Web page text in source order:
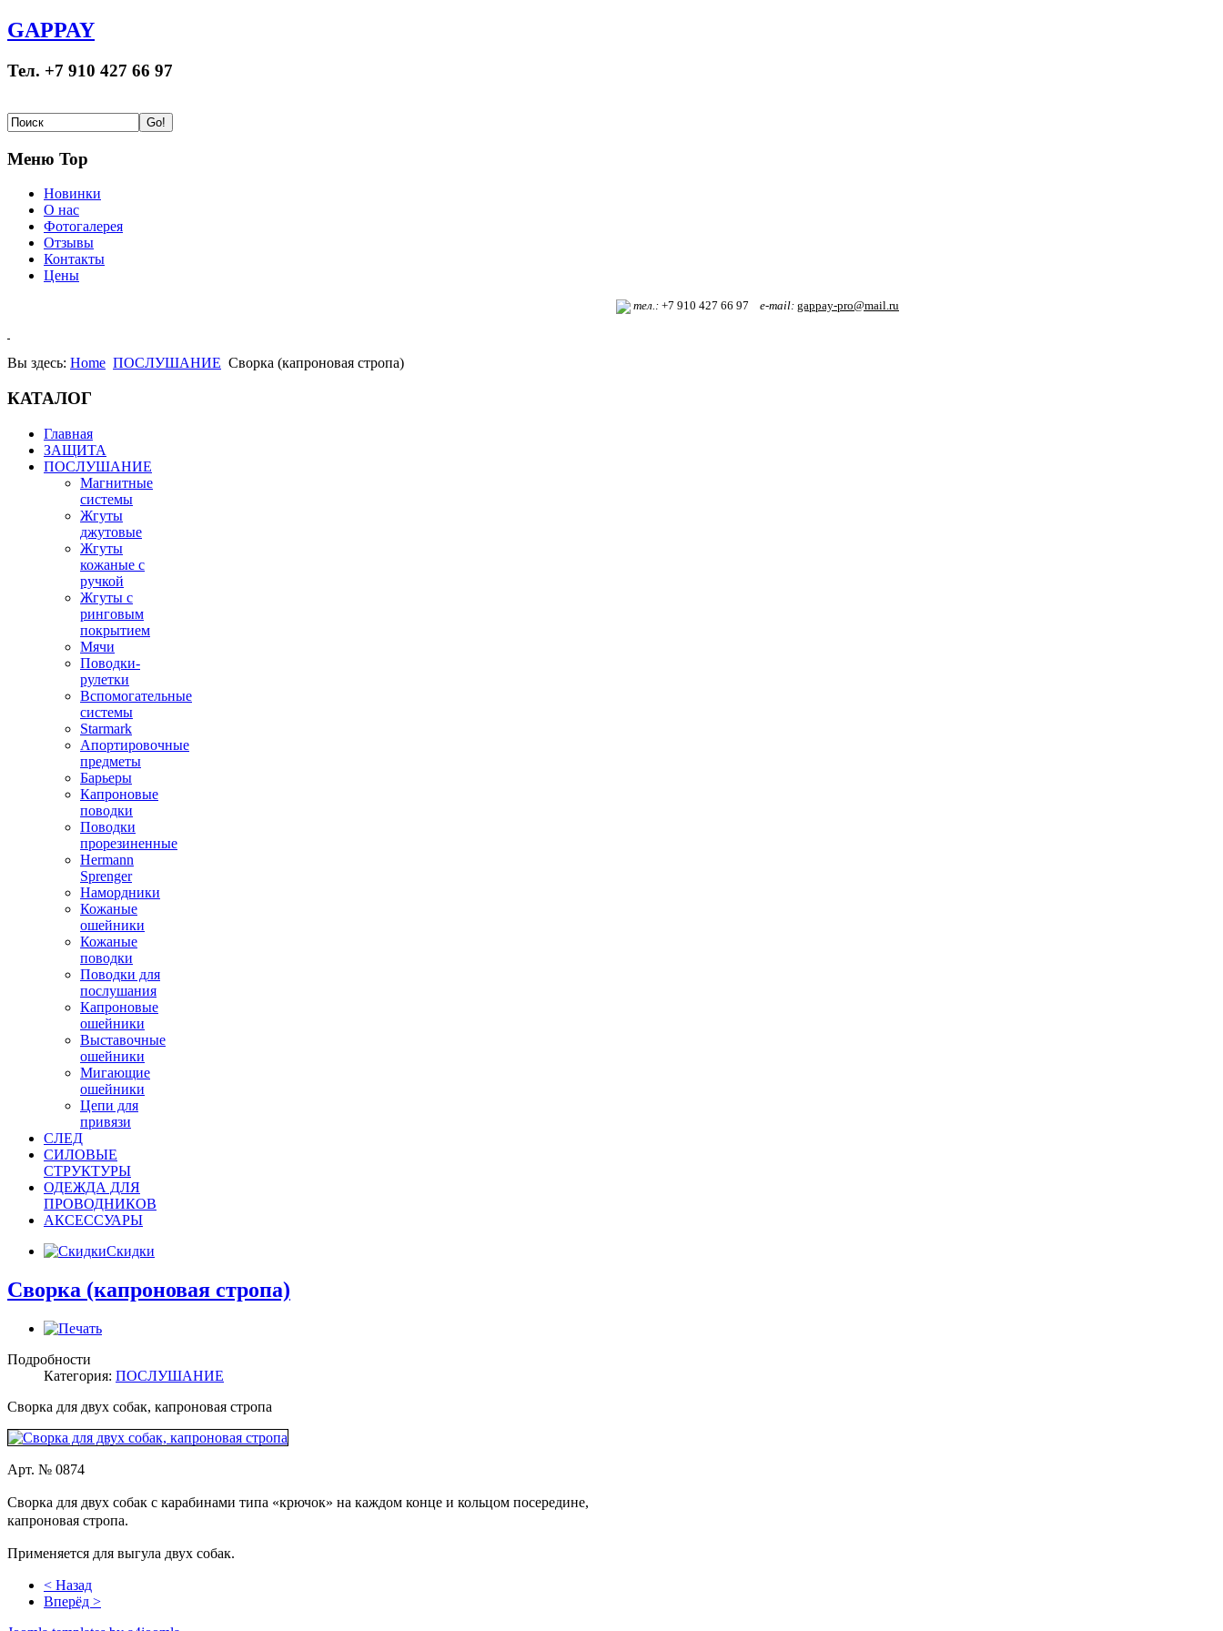
GAPPAY
Тел. +7 910 427 66 97
Меню Top
Новинки
О нас
Фотогалерея
Отзывы
Контакты
Цены
тел.: +7 910 427 66 97 e-mail: gappay-pro@mail.ru
Вы здесь: Home ПОСЛУШАНИЕ Сворка (капроновая стропа)
КАТАЛОГ
Главная
ЗАЩИТА
ПОСЛУШАНИЕ
Магнитные
системы
Жгуты
джутовые
Жгуты
кожаные с
ручкой
Жгуты с
ринговым
покрытием
Мячи
Поводки-
рулетки
Вспомогательные
системы
Starmark
Апортировочные
предметы
Барьеры
Капроновые
поводки
Поводки
прорезиненные
Hermann
Sprenger
Намордники
Кожаные
ошейники
Кожаные
поводки
Поводки для
послушания
Капроновые
ошейники
Выставочные
ошейники
Мигающие
ошейники
Цепи для
привязи
СЛЕД
СИЛОВЫЕ
СТРУКТУРЫ
ОДЕЖДА ДЛЯ
ПРОВОДНИКОВ
АКСЕССУАРЫ
Скидки
Сворка (капроновая стропа)
Подробности
Категория: ПОСЛУШАНИЕ
Сворка для двух собак, капроновая стропа
Арт. № 0874
Сворка для двух собак с карабинами типа «крючок» на каждом конце и кольцом посередине,
капроновая стропа.
Применяется для выгула двух собак.
< Назад
Вперёд >